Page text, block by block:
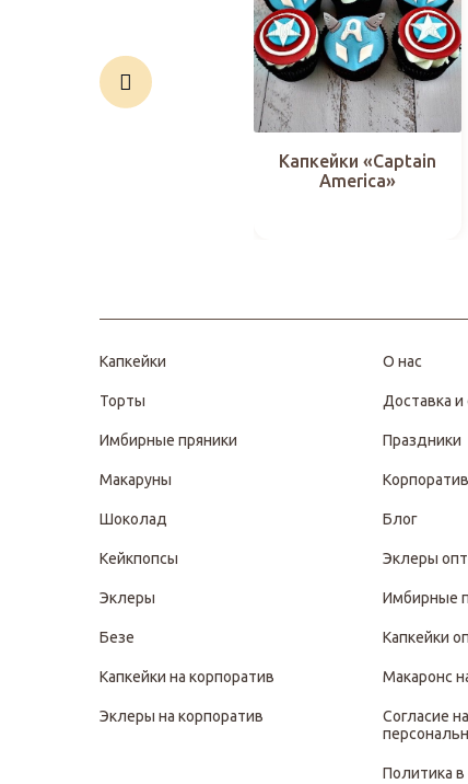
Капкейки «Captain
America»
Капкейки
Торты
Имбирные пряники
Макаруны
Шоколад
Кейкпопсы
Эклеры
Безе
Капкейки на корпоратив
Эклеры на корпоратив
О нас
Доставка и
Праздники
Блог
Эклеры
Имбирные
Капкейки
Макаронс
Согласие
Политика